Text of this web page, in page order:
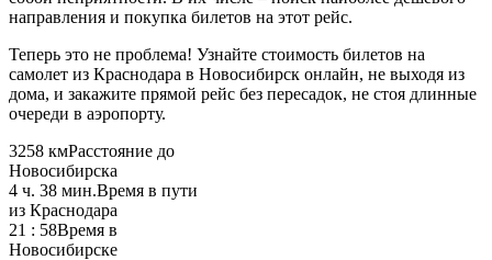
направления и покупка билетов на этот рейс.
Теперь это не проблема! Узнайте стоимость билетов на
самолет из Краснодара в Новосибирск онлайн, не выходя из
дома, и закажите прямой рейс без пересадок, не стоя длинные
очереди в аэропорту.
3258 кмРасстояние до
Новосибирска
4 ч. 38 мин.Время в пути
из Краснодара
21 : 58Время в
Новосибирске